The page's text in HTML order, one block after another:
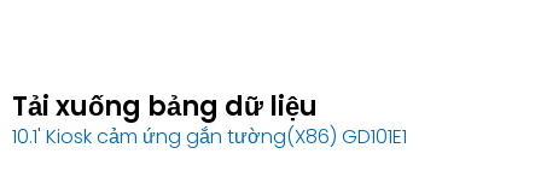
Tải xuống bảng dữ liệu
10.1' Kiosk cảm ứng gắn tường(X86) GD101E1